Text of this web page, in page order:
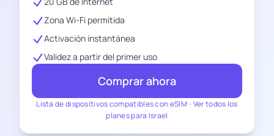
Lista de dispositivos compatibles con eSIM- Ver todos los
planes para Israel
Zona Wi-Fi permitida
Activación instantánea
Validez a partir del primer uso
Comprar ahora